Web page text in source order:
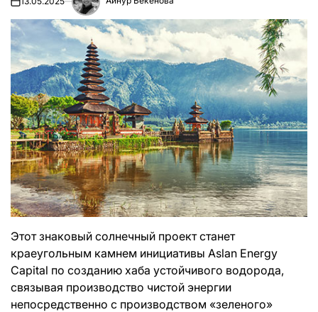
Этот знаковый солнечный проект станет
краеугольным камнем инициативы Aslan Energy
Capital по созданию хаба устойчивого водорода,
связывая производство чистой энергии
непосредственно с производством «зеленого»